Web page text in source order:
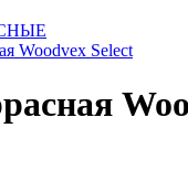
Woodvex Select